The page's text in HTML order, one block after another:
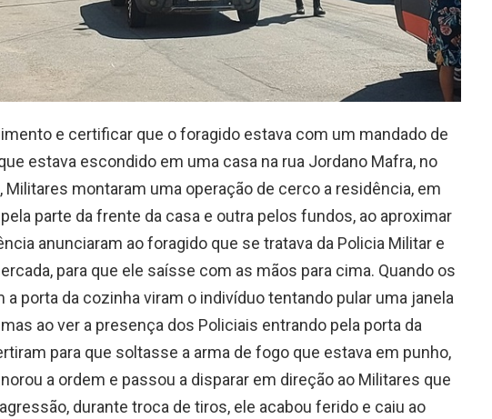
e certificar que o foragido estava com um mandado de
estava escondido em uma casa na rua Jordano Mafra, no
Militares montaram uma operação de cerco a residência, em
parte da frente da casa e outra pelos fundos, ao aproximar
anunciaram ao foragido que se tratava da Policia Militar e
para que ele saísse com as mãos para cima. Quando os
a porta da cozinha viram o indivíduo tentando pular uma janela
ao ver a presença dos Policiais entrando pela porta da
para que soltasse a arma de fogo que estava em punho,
a ordem e passou a disparar em direção ao Militares que
durante troca de tiros, ele acabou ferido e caiu ao